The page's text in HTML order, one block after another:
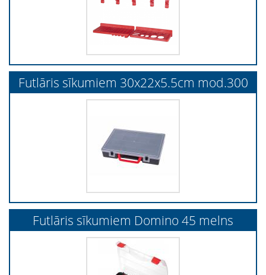
Futlāris sīkumiem 30x22x5.5cm mod.300
Futlāris sīkumiem Domino 45 melns